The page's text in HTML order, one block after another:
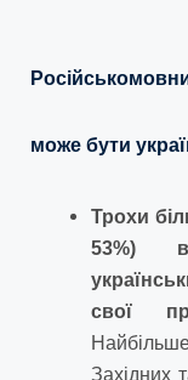
може бути
Трохи
53%)
свої
Західних